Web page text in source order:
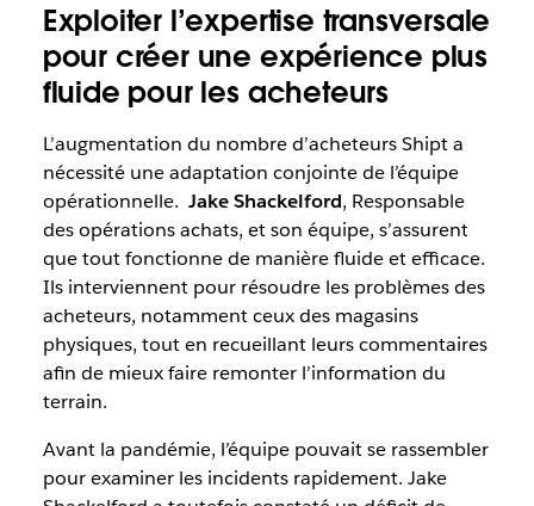
Exploiter l’expertise transversale
pour créer une expérience plus
fluide pour les acheteurs
L’augmentation du nombre d’acheteurs Shipt a
nécessité une adaptation conjointe de l’équipe
opérationnelle. Jake Shackelford, Responsable
des opérations achats, et son équipe, s’assurent
que tout fonctionne de manière fluide et efficace.
Ils interviennent pour résoudre les problèmes des
acheteurs, notamment ceux des magasins
physiques, tout en recueillant leurs commentaires
afin de mieux faire remonter l’information du
terrain.
Avant la pandémie, l’équipe pouvait se rassembler
pour examiner les incidents rapidement. Jake